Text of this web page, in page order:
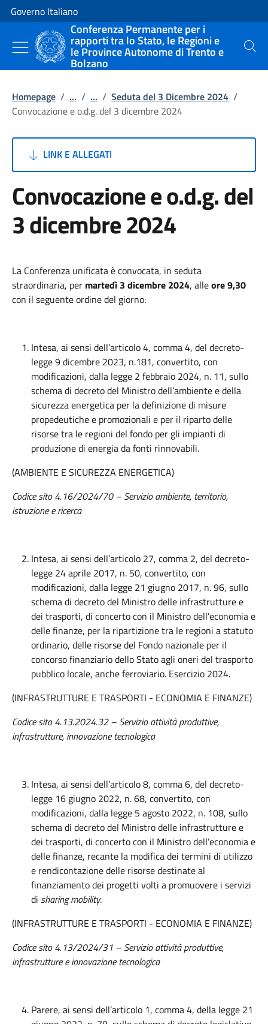
Vai al contenuto
Vai alla navigazione del sito
Governo Italiano
Conferenza Permanente per i
rapporti tra lo Stato, le Regioni e
le Province Autonome di Trento e
Bolzano
Cerca
Homepage / ... / ... / Seduta del 3 Dicembre 2024 /
Convocazione e o.d.g. del 3 dicembre 2024
LINK E ALLEGATI
Convocazione e o.d.g. del
3 dicembre 2024
La Conferenza unificata è convocata, in seduta
straordinaria, per martedì 3 dicembre 2024, alleore 9,30
con il seguente ordine del giorno:
Intesa, ai sensi dell’articolo 4, comma 4, del decreto-
legge 9 dicembre 2023, n.181, convertito, con
modificazioni, dalla legge 2 febbraio 2024, n. 11, sullo
schema di decreto del Ministro dell’ambiente e della
sicurezza energetica per la definizione di misure
propedeutiche e promozionali e per il riparto delle
risorse tra le regioni del fondo per gli impianti di
produzione di energia da fonti rinnovabili.
(AMBIENTE E SICUREZZA ENERGETICA)
Codice sito 4.16/2024/70 – Servizio ambiente, territorio,
istruzione e ricerca
Intesa, ai sensi dell’articolo 27, comma 2, del decreto-
legge 24 aprile 2017, n. 50, convertito, con
modificazioni, dalla legge 21 giugno 2017, n. 96, sullo
schema di decreto del Ministro delle infrastrutture e
dei trasporti, di concerto con il Ministro dell’economia e
delle finanze, per la ripartizione tra le regioni a statuto
ordinario, delle risorse del Fondo nazionale per il
concorso finanziario dello Stato agli oneri del trasporto
pubblico locale, anche ferroviario. Esercizio 2024.
(INFRASTRUTTURE E TRASPORTI - ECONOMIA E FINANZE)
Codice sito 4.13.2024.32 – Servizio attività produttive,
infrastrutture, innovazione tecnologica
Intesa, ai sensi dell’articolo 8, comma 6, del decreto-
legge 16 giugno 2022, n. 68, convertito, con
modificazioni, dalla legge 5 agosto 2022, n. 108, sullo
schema di decreto del Ministro delle infrastrutture e
dei trasporti, di concerto con il Ministro dell’economia e
delle finanze, recante la modifica dei termini di utilizzo
e rendicontazione delle risorse destinate al
finanziamento dei progetti volti a promuovere i servizi
di sharing mobility.
(INFRASTRUTTURE E TRASPORTI - ECONOMIA E FINANZE)
Codice sito 4.13/2024/31 – Servizio attività produttive,
infrastrutture e innovazione tecnologica
Parere, ai sensi dell’articolo 1, comma 4, della legge 21